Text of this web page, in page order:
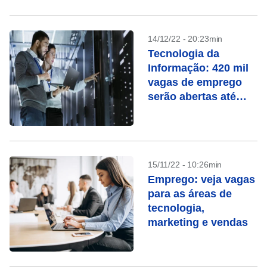
14/12/22 - 20:23min
Tecnologia da
Informação: 420 mil
vagas de emprego
serão abertas até
15/11/22 - 10:26min
Emprego: veja vagas
para as áreas de
tecnologia,
marketing e vendas